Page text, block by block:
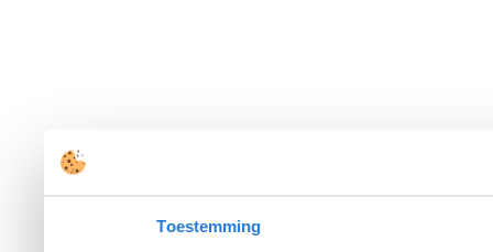
Toestemming